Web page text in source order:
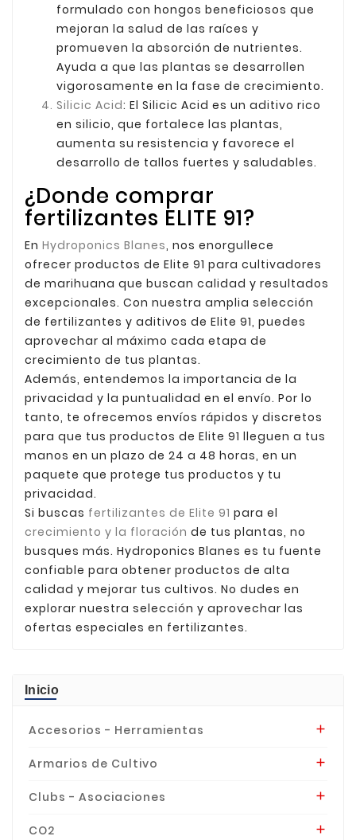
formulado con hongos beneficiosos que
mejoran la salud de las raíces y
promueven la absorción de nutrientes.
Ayuda a que las plantas se desarrollen
vigorosamente en la fase de crecimiento.
Silicic Acid: El Silicic Acid es un aditivo rico
en silicio, que fortalece las plantas,
aumenta su resistencia y favorece el
desarrollo de tallos fuertes y saludables.
¿Donde comprar
fertilizantes ELITE 91?
En Hydroponics Blanes, nos enorgullece
ofrecer productos de Elite 91 para cultivadores
de marihuana que buscan calidad y resultados
excepcionales. Con nuestra amplia selección
de fertilizantes y aditivos de Elite 91, puedes
aprovechar al máximo cada etapa de
crecimiento de tus plantas.
Además, entendemos la importancia de la
privacidad y la puntualidad en el envío. Por lo
tanto, te ofrecemos envíos rápidos y discretos
para que tus productos de Elite 91 lleguen a tus
manos en un plazo de 24 a 48 horas, en un
paquete que protege tus productos y tu
privacidad.
Si buscas fertilizantes de Elite 91 para el
crecimiento y la floración de tus plantas, no
busques más. Hydroponics Blanes es tu fuente
confiable para obtener productos de alta
calidad y mejorar tus cultivos. No dudes en
explorar nuestra selección y aprovechar las
ofertas especiales en fertilizantes.
Inicio
Accesorios - Herramientas 
Armarios de Cultivo 
Clubs - Asociaciones 
CO2 